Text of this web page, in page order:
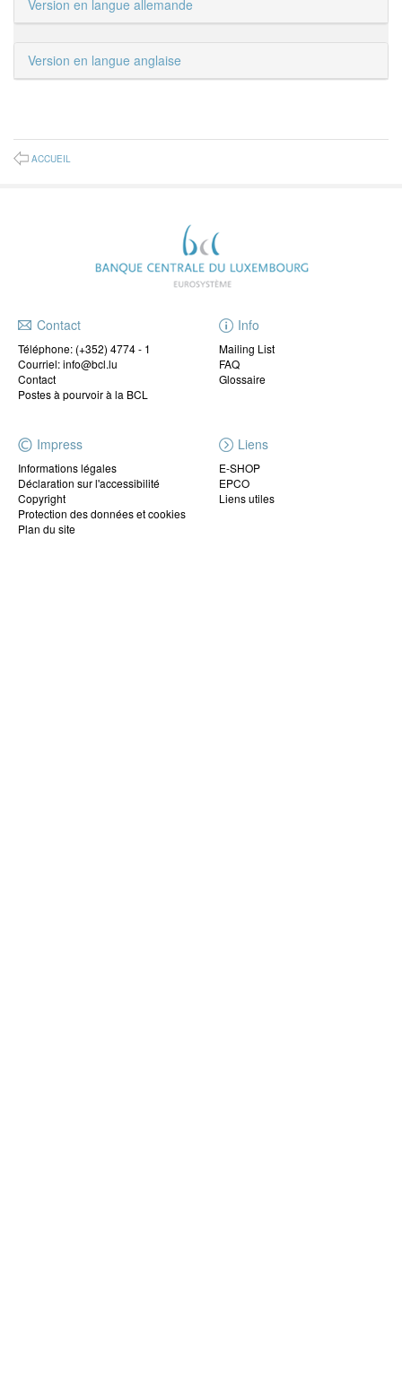
Version en langue allemande
Version en langue anglaise
ACCUEIL
Contact
Téléphone: (+352) 4774 - 1
Courriel: info@bcl.lu
Contact
Postes à pourvoir à la BCL
Info
Mailing List
FAQ
Glossaire
Impress
Informations légales
Déclaration sur l'accessibilité
Copyright
Protection des données et cookies
Plan du site
Liens
E-SHOP
EPCO
Liens utiles